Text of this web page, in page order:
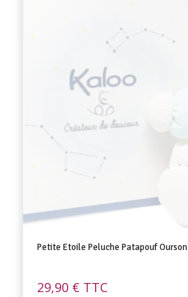
Petite Etoile Peluche Patapouf Ourson
29,90 € TTC